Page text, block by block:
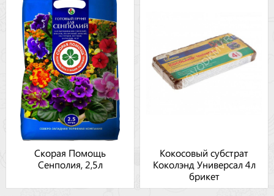
Скорая Помощь
Сенполия, 2,5л
Кокосовый субстрат
Коколэнд Универсал 4л
брикет